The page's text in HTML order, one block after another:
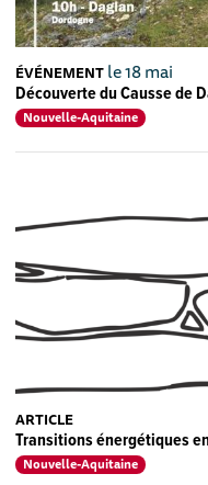
ÉVÉNEMENT le 18 mai
Découverte du Causse de
Nouvelle-Aquitaine
ARTICLE
Transitions énergétiques
Nouvelle-Aquitaine